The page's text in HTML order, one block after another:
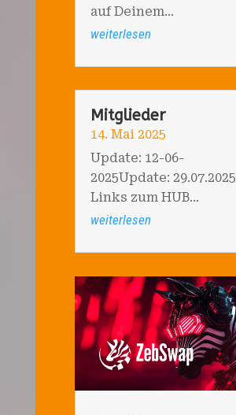
auf Deinem...
weiterlesen
Mitglieder
14. Mai 2025
Update: 12-06-
2025Update: 29.07.2025
Links zum HUB...
weiterlesen